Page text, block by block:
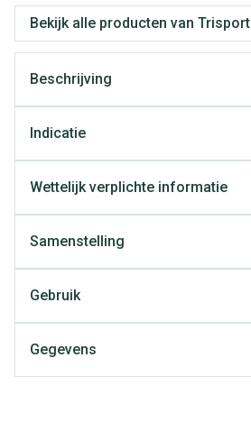
Bekijk alle producten van Trisport
Beschrijving
Indicatie
Wettelijk verplichte informatie
Samenstelling
Gebruik
Gegevens